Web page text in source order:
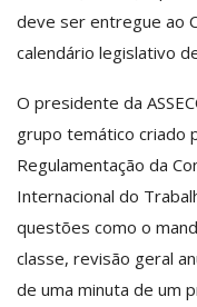
deve ser entregue ao
calendário legislativo
O presidente da
grupo temático criado
Regulamentação da
Internacional do
questões como o
classe, revisão geral
de uma minuta de um